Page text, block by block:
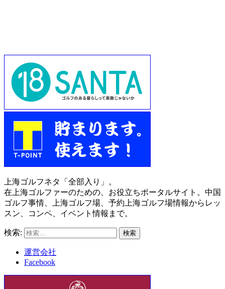
上海ゴルフネタ「全部入り」。
在上海ゴルファーのための、お役立ちポータルサイト。中国
ゴルフ事情、上海ゴルフ場、予約上海ゴルフ場情報からレッ
スン、コンペ、イベント情報まで。
検索:
運営会社
Facebook